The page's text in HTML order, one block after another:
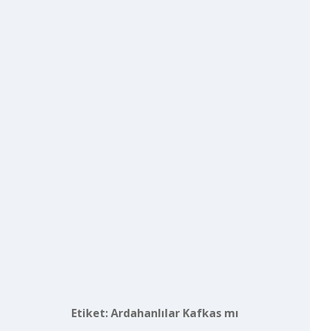
Etiket:Ardahanlılar Kafkas mı